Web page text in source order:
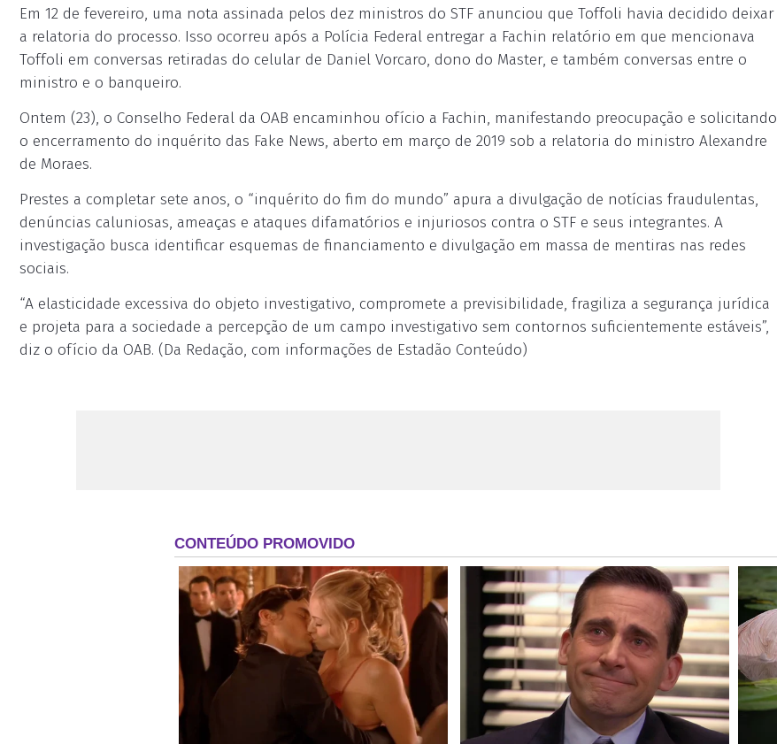
Em 12 de fevereiro, uma nota assinada pelos dez ministros do STF anunciou que Toffoli havia decidido deixar
a relatoria do processo. Isso ocorreu após a Polícia Federal entregar a Fachin relatório em que mencionava
Toffoli em conversas retiradas do celular de Daniel Vorcaro, dono do Master, e também conversas entre o
ministro e o banqueiro.
Ontem (23), o Conselho Federal da OAB encaminhou ofício a Fachin, manifestando preocupação e solicitando
o encerramento do inquérito das Fake News, aberto em março de 2019 sob a relatoria do ministro Alexandre
de Moraes.
Prestes a completar sete anos, o “inquérito do fim do mundo” apura a divulgação de notícias fraudulentas,
denúncias caluniosas, ameaças e ataques difamatórios e injuriosos contra o STF e seus integrantes. A
investigação busca identificar esquemas de financiamento e divulgação em massa de mentiras nas redes
sociais.
“A elasticidade excessiva do objeto investigativo, compromete a previsibilidade, fragiliza a segurança jurídica
e projeta para a sociedade a percepção de um campo investigativo sem contornos suficientemente estáveis”,
diz o ofício da OAB. (Da Redação, com informações de Estadão Conteúdo)